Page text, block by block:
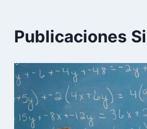
Publicaciones